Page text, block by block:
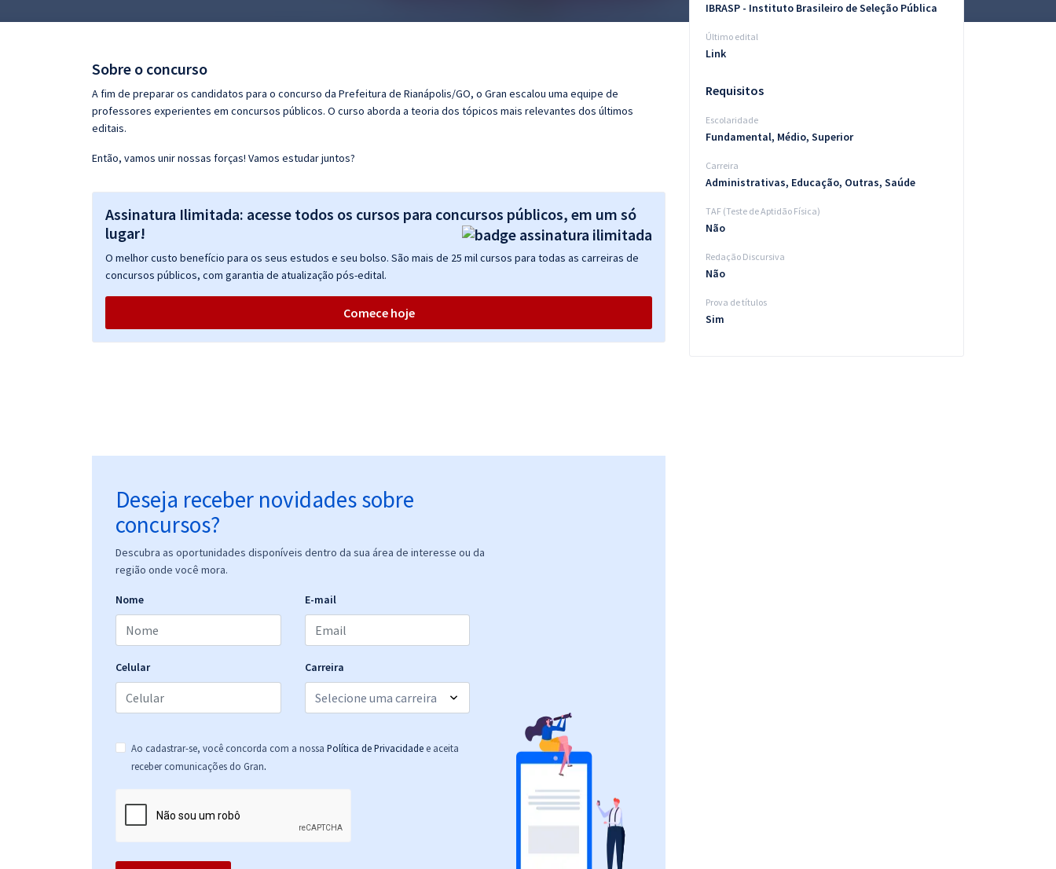
Questões grátis
Conteúdo gratuito
Sobre o concurso
A fim de preparar os candidatos para o concurso da Prefeitura de Rianápolis/GO, o Gran escalou uma equipe de
professores experientes em concursos públicos. O curso aborda a teoria dos tópicos mais relevantes dos últimos
editais.
Então, vamos unir nossas forças! Vamos estudar juntos?
Assinatura Ilimitada: acesse todos os cursos para concursos públicos, em um só
lugar!
O melhor custo benefício para os seus estudos e seu bolso. São mais de 25 mil cursos para todas as carreiras de
concursos públicos, com garantia de atualização pós-edital.
Comece hoje
Deseja receber novidades sobre
concursos?
Descubra as oportunidades disponíveis dentro da sua área de interesse ou da
região onde você mora.
Nome E-mail
Celular Carreira
Ao cadastrar-se, você concorda com a nossa Política de Privacidade e aceita
receber comunicações do Gran.
IBRASP - Instituto Brasileiro de Seleção Pública
Último edital
Link
Requisitos
Escolaridade
Fundamental, Médio, Superior
Carreira
Administrativas, Educação, Outras, Saúde
TAF (Teste de Aptidão Física)
Não
Redação Discursiva
Não
Prova de títulos
Sim